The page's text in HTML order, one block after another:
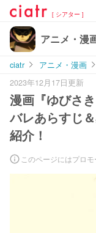
[ シアター ]
アニメ・漫
ciatr アニメ・漫画
2023年12月17日更新
漫画『ゆびさ
バレあらすじ
紹介！
このページにはプロ